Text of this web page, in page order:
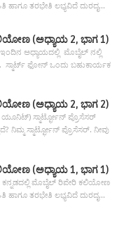
ಹಾಗೂ ತರಭೇತಿ ಲಭ್ಯವಿದೆ ದುರದೃ...
(ಅಧ್ಯಾಯ 2, ಭಾಗ 1)
ಅಧ್ಯಾಯದಲ್ಲಿ ಮೊಬೈಲ್ ನಲ್ಲಿ
ಸ್ಮಾರ್ಟ್ ಫೋನ್ ಒಂದು ಬಹುಕಾರ್ಯಕ
(ಅಧ್ಯಾಯ 2, ಭಾಗ 2)
ಸ್ಮಾರ್ಟ್ಫೋನ್ ಪ್ರೊಸೆಸರ್
ನಿಮ್ಮ ಸ್ಮಾರ್ಟ್ಫೋನ್ ಪ್ರೊಸೆಸರ್. ನೀವು
(ಅಧ್ಯಾಯ 1, ಭಾಗ 1)
ಮೊಬೈಲ್ ರಿಪೇರಿ ಕಲಿಯೋಣ
ಹಾಗೂ ತರಭೇತಿ ಲಭ್ಯವಿದೆ ದುರದೃ...